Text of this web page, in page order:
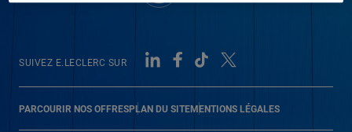
PARCOURIR NOS OFFRESPLAN DU SITEMENTIONS LÉGALES
SUIVEZ E.LECLERC SUR